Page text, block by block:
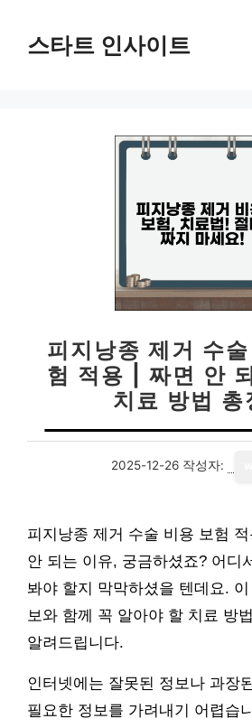
스타트 인사이트
피지낭종 제거 수
험 적용 | 짜면 안
치료 방법 총
2025-12-26 작성자:
피지낭종 제거 수술 비용 보험
안 되는 이유, 궁금하셨죠? 어디
봐야 할지 막막하셨을 텐데요.
보와 함께 꼭 알아야 할 치료 방
알려드립니다.
인터넷에는 잘못된 정보나 과장
필요한 정보를 가려내기 어렵습